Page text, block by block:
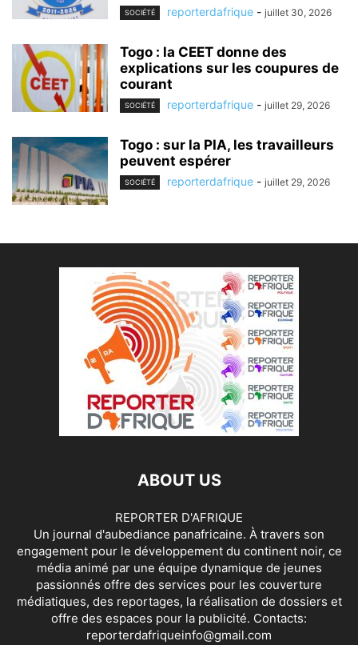
SOCIÉTÉ reporterdafrique - juillet 30, 2026
Togo : la CEET donne des
explications sur les coupures de
courant
SOCIÉTÉ reporterdafrique - juillet 29, 2026
Togo : sur la PIA, les travailleurs
peuvent espérer
SOCIÉTÉ reporterdafrique - juillet 29, 2026
ABOUT US
REPORTER D'AFRIQUE
Un journal d'aubediance panafricaine. À travers son
engagement pour le développement du continent noir, ce
média animé par une équipe dynamique de jeunes
passionnés offre des services pour les couverture
médiatiques, des reportages, la réalisation de dossiers et
offre des espaces pour la publicité. Contacts:
reporterdafriqueinfo@gmail.com